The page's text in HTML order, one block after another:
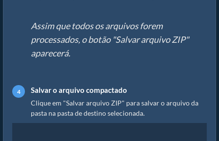
Assim que todos os arquivos forem
processados, o botão "Salvar arquivo ZIP"
aparecerá.
Salvar o arquivo compactado
Clique em "Salvar arquivo ZIP" para salvar o arquivo da
pasta na pasta de destino selecionada.